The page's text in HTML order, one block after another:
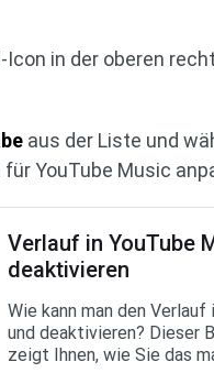
-Icon in der oberen
aus der Liste und
YouTube Music
Verlauf in YouTube
deaktivieren
Wie kann man den
und deaktivieren? Dieser
zeigt Ihnen, wie Sie das